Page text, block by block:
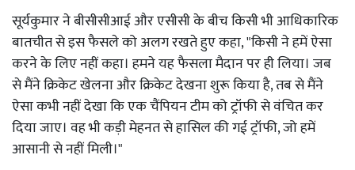
सूर्यकुमार ने बीसीसीआई और एसीसी के बीच किसी भी आधिकारिक
बातचीत से इस फैसले को अलग रखते हुए कहा, "किसी ने हमें ऐसा
करने के लिए नहीं कहा। हमने यह फैसला मैदान पर ही लिया। जब
से मैंने क्रिकेट खेलना और क्रिकेट देखना शुरू किया है, तब से मैंने
ऐसा कभी नहीं देखा कि एक चैंपियन टीम को ट्रॉफी से वंचित कर
दिया जाए। वह भी कड़ी मेहनत से हासिल की गई ट्रॉफी, जो हमें
आसानी से नहीं मिली।"